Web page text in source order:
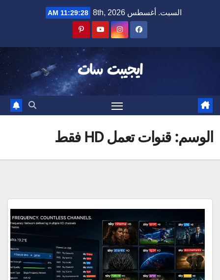
السبت. أغسطس 8th, 2026 11:29:28 AM
ايجيبت سات
الوسم:قنوات تعمل HD فقط